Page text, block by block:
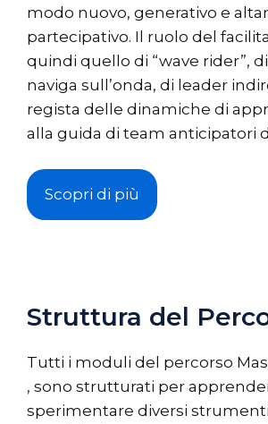
modo nuovo, generativo e
partecipativo. Il ruolo del
quindi quello di “wave rider”,
naviga sull’onda, di leader
regista delle dinamiche di
alla guida di team anticipatori
Scopri di più
Struttura del
Tutti i moduli del percorso
, sono strutturati per
sperimentare diversi